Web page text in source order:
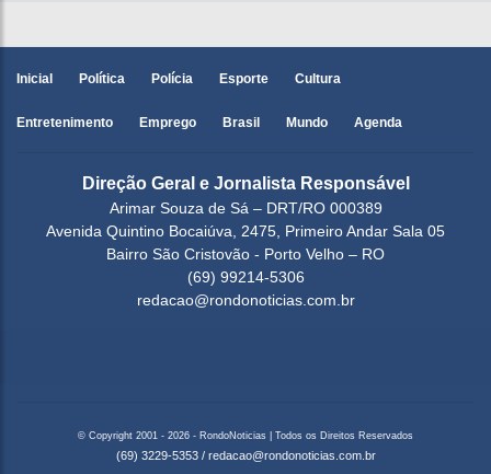
Inicial Política Polícia Esporte Cultura
Entretenimento Emprego Brasil Mundo Agenda
Direção Geral e Jornalista Responsável
Arimar Souza de Sá – DRT/RO 000389
Avenida Quintino Bocaiúva, 2475, Primeiro Andar Sala 05
Bairro São Cristovão - Porto Velho – RO
(69) 99214-5306
redacao@rondonoticias.com.br
© Copyright 2001 - 2026 - RondoNoticias | Todos os Direitos Reservados
(69) 3229-5353 / redacao@rondonoticias.com.br